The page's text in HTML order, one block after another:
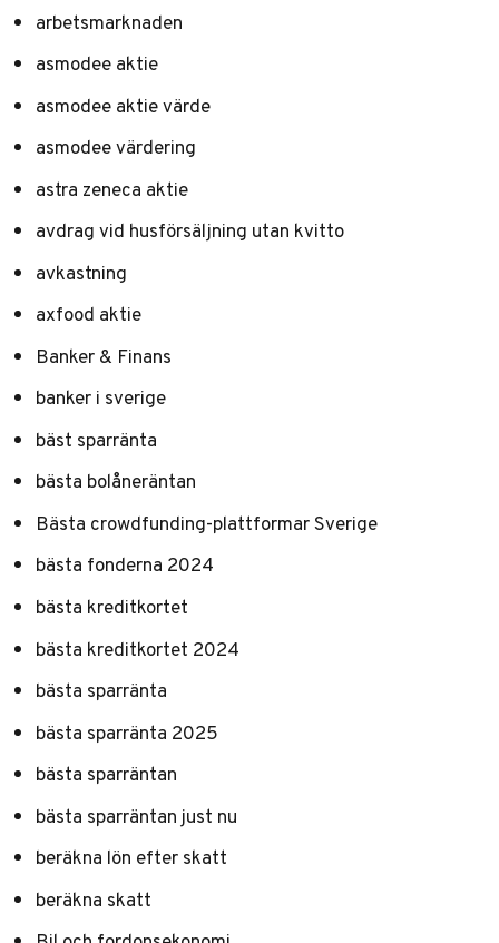
arbetsmarknaden
asmodee aktie
asmodee aktie värde
asmodee värdering
astra zeneca aktie
avdrag vid husförsäljning utan kvitto
avkastning
axfood aktie
Banker & Finans
banker i sverige
bäst sparränta
bästa bolåneräntan
Bästa crowdfunding-plattformar Sverige
bästa fonderna 2024
bästa kreditkortet
bästa kreditkortet 2024
bästa sparränta
bästa sparränta 2025
bästa sparräntan
bästa sparräntan just nu
beräkna lön efter skatt
beräkna skatt